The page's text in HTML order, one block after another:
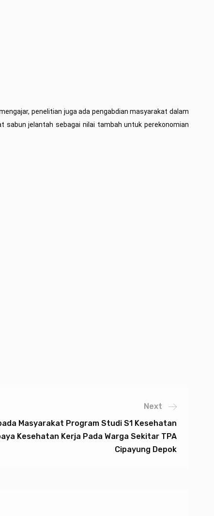
penelitian juga ada pengabdian masyarakat dalam
sabun jelantah sebagai nilai tambah untuk perekonomian
Next
Masyarakat Program Studi S1 Kesehatan
Kesehatan Kerja Pada Warga Sekitar TPA
Cipayung Depok